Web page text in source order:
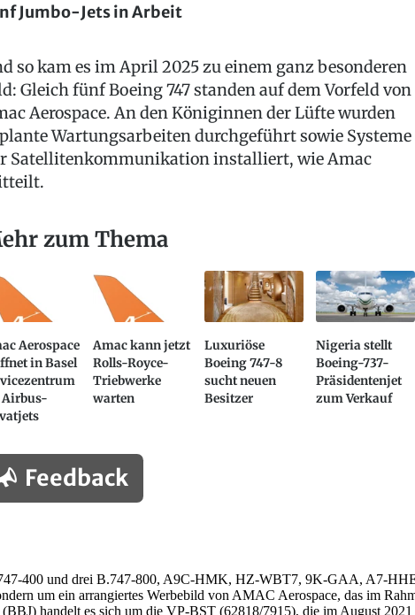
Jumbo-Jets in Arbeit
so kam es im April 2025 zu einem ganz besonderen
Gleich fünf Boeing 747 standen auf dem Vorfeld von
Aerospace. An den Königinnen der Lüfte wurden
Wartungsarbeiten durchgeführt sowie Systeme
Satellitenkommunikation installiert, wie Amac
zum Thema
Aerospace
in Basel
Amac kann jetzt
Rolls-Royce-
Triebwerke
warten
Luxuriöse
Boeing 747-8
sucht neuen
Besitzer
Nigeria stellt
Boeing-737-
Präsidentenjet
zum Verkauf
Feedback